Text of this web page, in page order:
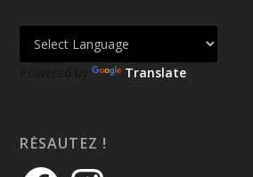
Powered by Translate
RÉSAUTEZ !